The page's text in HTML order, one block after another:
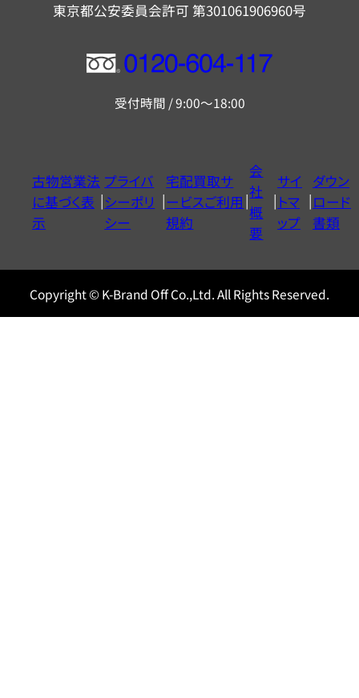
東京都公安委員会許可 第301061906960号
フ
ー
ヤ
ル
0120604117
受付時間 / 9:00～18:00
古物営業法
に基づく表
示
プライバ
シーポリ
シー
宅配買取サ
ービスご利用
規約
会
社
概
要
サイ
トマ
ップ
ダウン
ロード
書類
Copyright © K-Brand Off Co.,Ltd. All Rights Reserved.